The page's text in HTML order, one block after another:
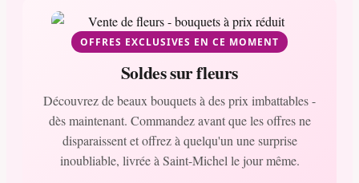
OFFRES EXCLUSIVES EN CE MOMENT
Soldes sur fleurs
Découvrez de beaux bouquets à des prix imbattables -
dès maintenant. Commandez avant que les offres ne
disparaissent et offrez à quelqu'un une surprise
inoubliable, livrée à Saint-Michel le jour même.